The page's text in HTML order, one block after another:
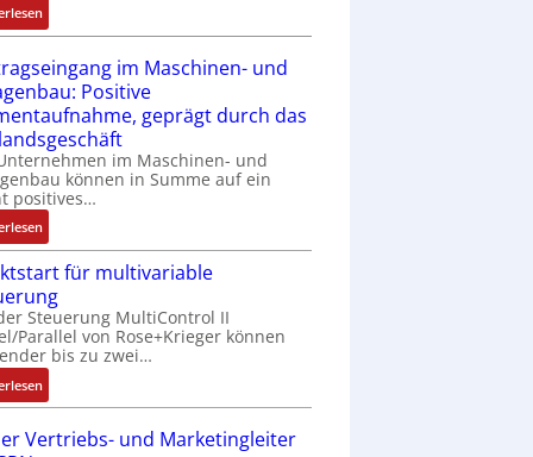
o
s
I
n
t
e
g
r
a
t
o
n
v
o
n
A
V
:
E
n
f
a
c
h
e
S
e
s
o
r
-
I
n
e
im Maschinen- und
Positive
geprägt durch das
im Maschinen- und
können in Summe auf ein
positives…
:
A
u
f
t
r
a
g
s
i
für multivariable
Steuerung MultiControl II
Parallel von Rose+Krieger können
bis zu zwei…
:
M
r
Vertriebs- und Marketingleiter